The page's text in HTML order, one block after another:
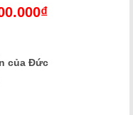
₫
của Đức